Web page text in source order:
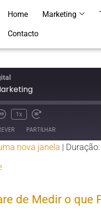
Home Marketing
Contacto
1x
PARTILHAR
nova janela |
de Medir o que